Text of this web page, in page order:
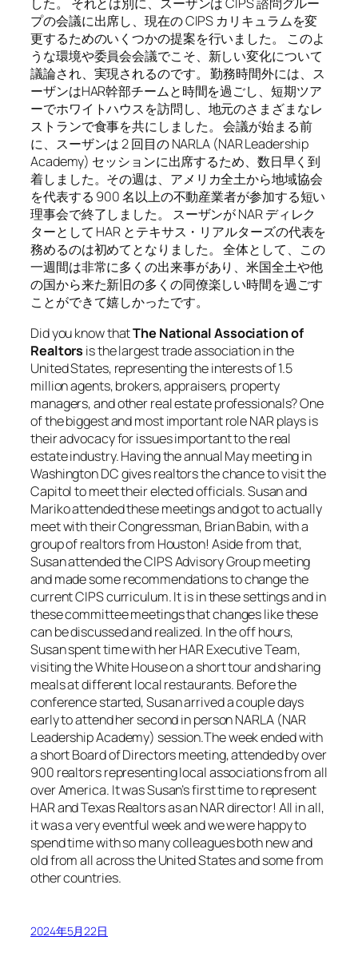
した。 それとは別に、スーザンは CIPS 諮問グルー
プの会議に出席し、現在の CIPS カリキュラムを変
更するためのいくつかの提案を行いました。 このよ
うな環境や委員会会議でこそ、新しい変化について
議論され、実現されるのです。 勤務時間外には、ス
ーザンはHAR幹部チームと時間を過ごし、短期ツア
ーでホワイトハウスを訪問し、地元のさまざまなレ
ストランで食事を共にしました。 会議が始まる前
に、スーザンは 2 回目の NARLA (NAR Leadership
Academy) セッションに出席するため、数日早く到
着しました。その週は、アメリカ全土から地域協会
を代表する 900 名以上の不動産業者が参加する短い
理事会で終了しました。 スーザンが NAR ディレク
ターとして HAR とテキサス・リアルターズの代表を
務めるのは初めてとなりました。 全体として、この
一週間は非常に多くの出来事があり、米国全土や他
の国から来た新旧の多くの同僚楽しい時間を過ごす
ことができて嬉しかったです。
Did you know thatThe National Association of
Realtors is the largest trade association in the
United States, representing the interests of 1.5
million agents, brokers, appraisers, property
managers, and other real estate professionals? One
of the biggest and most important role NAR plays is
their advocacy for issues important to the real
estate industry. Having the annual May meeting in
Washington DC gives realtors the chance to visit the
Capitol to meet their elected officials. Susan and
Mariko attended these meetings and got to actually
meet with their Congressman, Brian Babin, with a
group of realtors from Houston! Aside from that,
Susan attended the CIPS Advisory Group meeting
and made some recommendations to change the
current CIPS curriculum. It is in these settings and in
these committee meetings that changes like these
can be discussed and realized. In the off hours,
Susan spent time with her HAR Executive Team,
visiting the White House on a short tour and sharing
meals at different local restaurants. Before the
conference started, Susan arrived a couple days
early to attend her second in person NARLA (NAR
Leadership Academy) session.The week ended with
a short Board of Directors meeting, attended by over
900 realtors representing local associations from all
over America. It was Susan’s first time to represent
HAR and Texas Realtors as an NAR director! All in all,
it was a very eventful week and we were happy to
spend time with so many colleagues both new and
old from all across the United States and some from
other countries.
2024年5月22日